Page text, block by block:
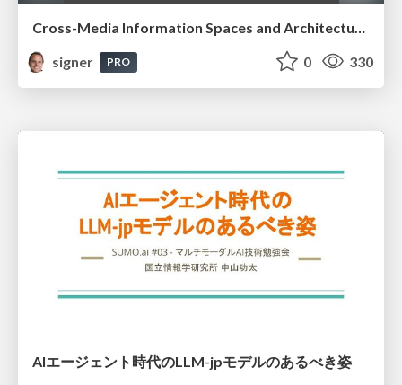
signer
PRO 0 330
AIエージェント時代のLLM-jpモデルのあるべき姿